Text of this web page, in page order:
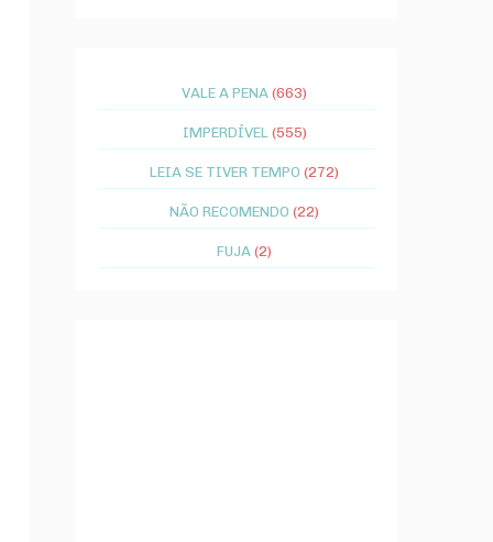
VALE A PENA (663)
IMPERDÍVEL (555)
LEIA SE TIVER TEMPO (272)
NÃO RECOMENDO (22)
FUJA (2)